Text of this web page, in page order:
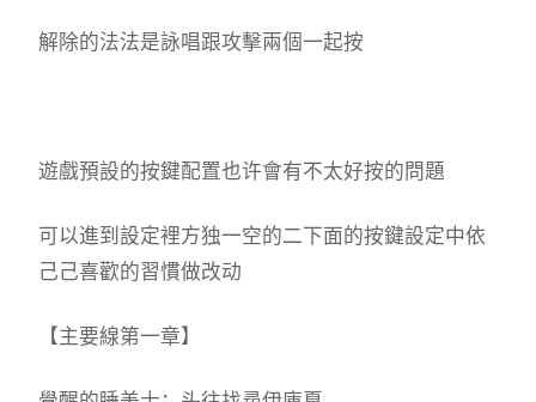
解除的法法是詠唱跟攻擊兩個一起按
遊戲預設的按鍵配置也许會有不太好按的問題
可以進到設定裡方独一空的二下面的按鍵設定中依
己己喜歡的習慣做改动
【主要線第一章】